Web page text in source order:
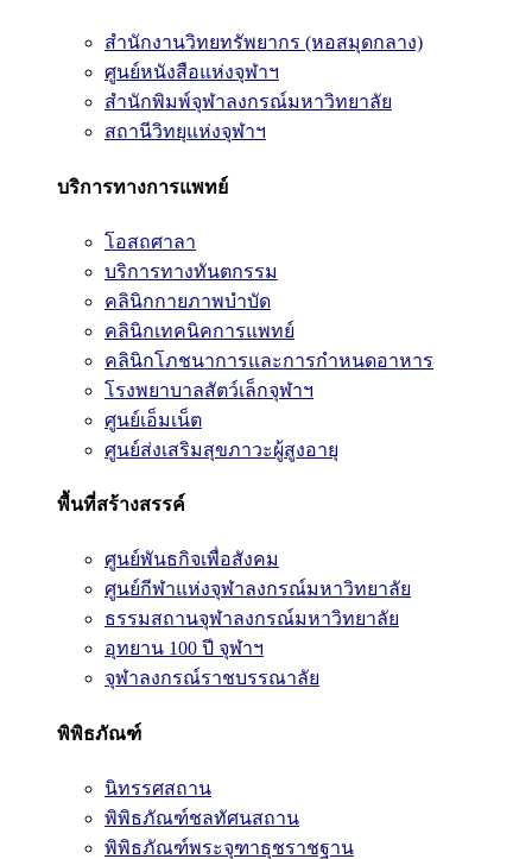
สำนักงานวิทยทรัพยากร (หอสมุดกลาง)
ศูนย์หนังสือแห่งจุฬาฯ
สำนักพิมพ์จุฬาลงกรณ์มหาวิทยาลัย
สถานีวิทยุแห่งจุฬาฯ
บริการทางการแพทย์
โอสถศาลา
บริการทางทันตกรรม
คลินิกกายภาพบำบัด
คลินิกเทคนิคการแพทย์
คลินิกโภชนาการและการกำหนดอาหาร
โรงพยาบาลสัตว์เล็กจุฬาฯ
ศูนย์เอ็มเน็ต
ศูนย์ส่งเสริมสุขภาวะผู้สูงอายุ
พื้นที่สร้างสรรค์
ศูนย์พันธกิจเพื่อสังคม
ศูนย์กีฬาแห่งจุฬาลงกรณ์มหาวิทยาลัย
ธรรมสถานจุฬาลงกรณ์มหาวิทยาลัย
อุทยาน 100 ปี จุฬาฯ
จุฬาลงกรณ์ราชบรรณาลัย
พิพิธภัณฑ์
นิทรรศสถาน
พิพิธภัณฑ์ชลทัศนสถาน
พิพิธภัณฑ์พระจุฑาธุชราชฐาน